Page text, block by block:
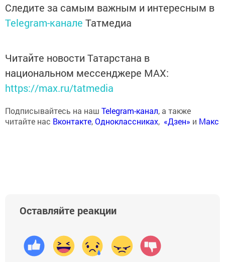
Следите за самым важным и интересным в
Telegram-канале Татмедиа
Читайте новости Татарстана в
национальном мессенджере MАХ:
https://max.ru/tatmedia
Подписывайтесь на наш Telegram-канал, а также
читайте нас Вконтакте,Одноклассниках, «Дзен» и Макс
Оставляйте реакции